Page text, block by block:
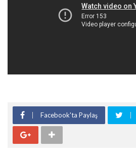
Facebook'ta Paylaş